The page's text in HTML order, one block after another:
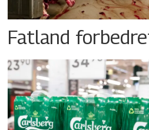
Fatland